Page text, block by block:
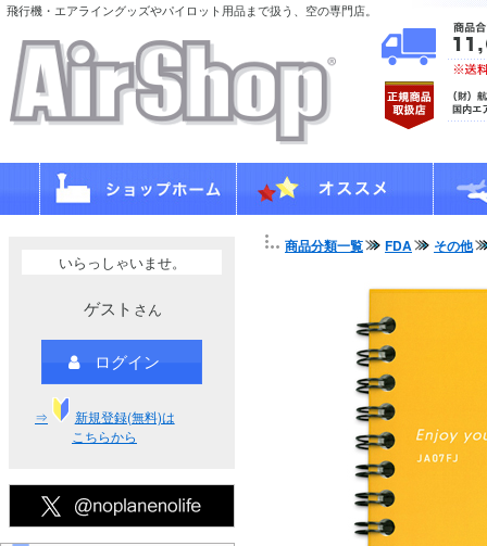
飛行機・エアライングッズやパイロット用品まで扱う、空の専門店。
いらっしゃいませ。
ゲスト さん
ログイン
⇒
新規登録(無料)は
こちらから
商品分類一覧 FDA その他